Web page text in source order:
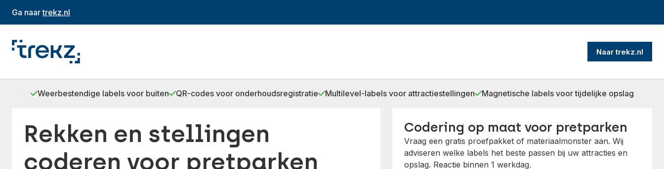
Ga naartrekz.nl
Naar trekz.nl
Weerbestendige labels voor buiten QR-codes voor onderhoudsregistratie Multilevel-labels voor attractiestellingen Magnetische labels voor tijdelijke opslag
Rekken en stellingen
coderen voor pretparken
Codering op maat voor pretparken
Vraag een gratis proefpakket of materiaalmonster aan. Wij
adviseren welke labels het beste passen bij uw attracties en
opslag. Reactie binnen 1 werkdag.